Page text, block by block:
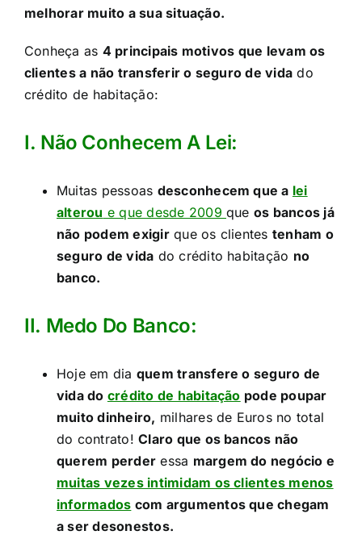
melhorar muito a sua situação.
Conheça as 4 principais motivos que levam os
clientes a não transferir o seguro de vida do
crédito de habitação:​
I. Não Conhecem A Lei:​
Muitas pessoas desconhecem que a lei
alterou e que desde 2009 que os bancos já
não podem exigirque os clientes tenham o
seguro de vida do crédito habitação no
banco.
II. Medo Do Banco:​
Hoje em dia quem transfere o seguro de
vida do crédito de habitação pode poupar
muito dinheiro, milhares de Euros no total
do contrato!Claro que os bancos não
querem perder essa margem do negócio e
muitas vezes intimidam os clientes menos
informados com argumentos que chegam
a ser desonestos.